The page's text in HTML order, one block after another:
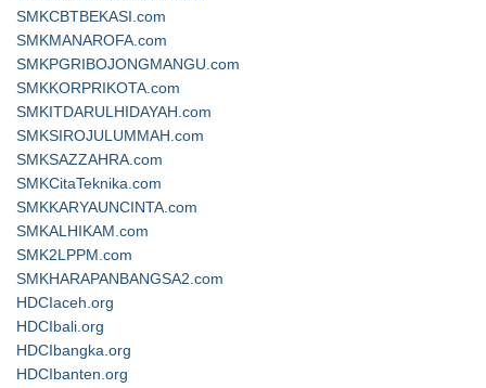
SMKCBTBEKASI.com
SMKMANAROFA.com
SMKPGRIBOJONGMANGU.com
SMKKORPRIKOTA.com
SMKITDARULHIDAYAH.com
SMKSIROJULUMMAH.com
SMKSAZZAHRA.com
SMKCitaTeknika.com
SMKKARYAUNCINTA.com
SMKALHIKAM.com
SMK2LPPM.com
SMKHARAPANBANGSA2.com
HDCIaceh.org
HDCIbali.org
HDCIbangka.org
HDCIbanten.org